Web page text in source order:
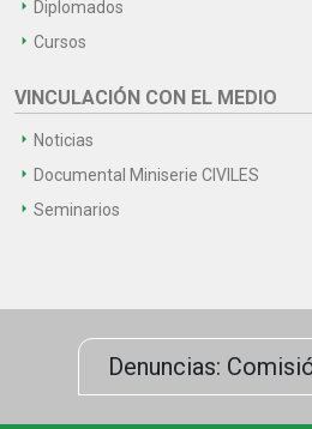
Diplomados
Cursos
VINCULACIÓN CON EL MEDIO
Noticias
Documental Miniserie CIVILES
Seminarios
Denuncias: